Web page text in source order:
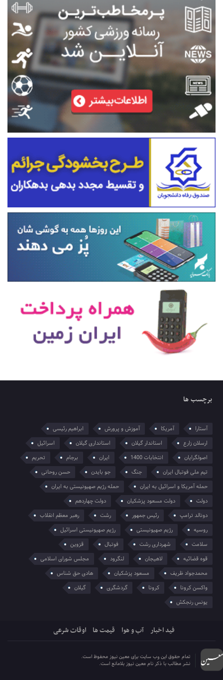
برچسب ها
آستارا آمریکا آموزش و پرورش
ابراهیم رئیسی
ارسلان زارع
استاندار گیلان استانداری گیلان
اسرائیل
اصولگرایان
انتخابات 1400 ایران برجام
تحریم
تیم ملی فوتبال ایران
جنگ جو بایدن
حسن روحانی
حمله آمریکا و اسرائیل به ایران
حمله رژیم صهیونیستی به ایران
دولت
دولت مسعود پزشکیان
دولت چهاردهم
دونالد ترامپ
رئیس جمهور رشت
رهبر معظم انقلاب
روسیه
رژیم صهیونیستی
رژیم صهیونیستی اسرائیل
سلامت
شهرداری رشت فوتبال
قزوین
قوه قضائیه
لاهیجان لنگرود
مجلس شورای اسلامی
محمدجواد ظریف
مسعود پزشکیان
هادی حق شناس
واکسن کرونا
کرونا گردشگری
گیلان
یونس رنجکش
فید اخبار آب و هوا قیمت ها اوقات شرعی
تمام حقوق این وب سایت برای معین نیوز محفوظ است.
نشر مطالب با ذکر نام معین نیوز بلامانع است.